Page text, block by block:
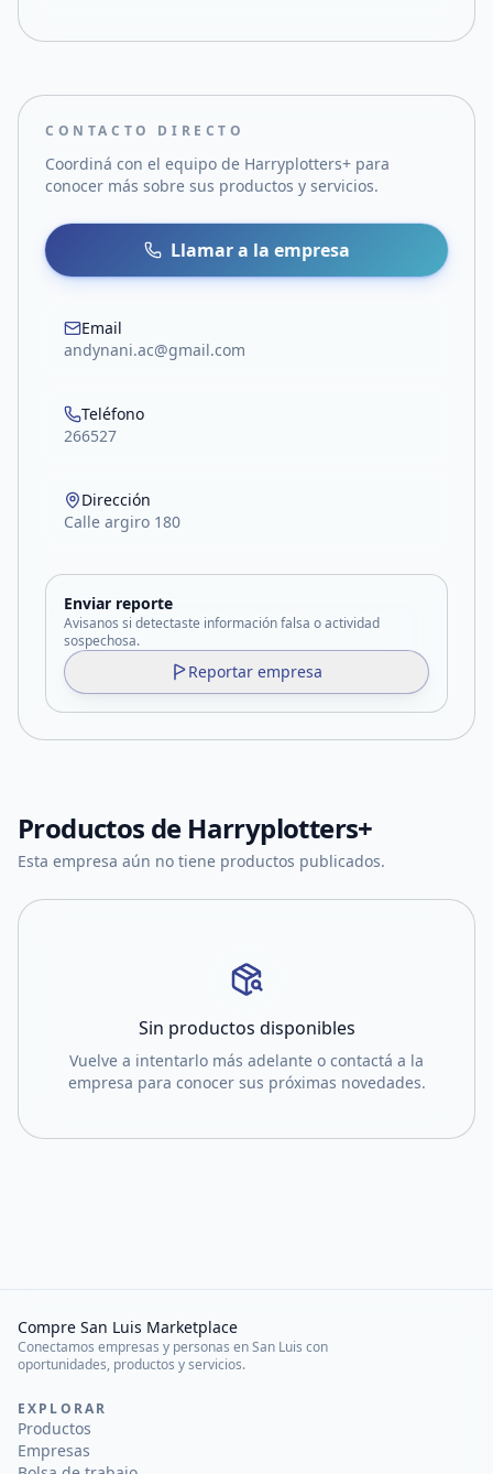
CONTACTO DIRECTO
Coordiná con el equipo de Harryplotters+ para
conocer más sobre sus productos y servicios.
Llamar a la empresa
Email
andynani.ac@gmail.com
Teléfono
266527
Dirección
Calle argiro 180
Enviar reporte
Avisanos si detectaste información falsa o actividad
sospechosa.
Reportar empresa
Productos de Harryplotters+
Esta empresa aún no tiene productos publicados.
Sin productos disponibles
Vuelve a intentarlo más adelante o contactá a la
empresa para conocer sus próximas novedades.
Compre San Luis Marketplace
Conectamos empresas y personas en San Luis con
oportunidades, productos y servicios.
EXPLORAR
Productos
Empresas